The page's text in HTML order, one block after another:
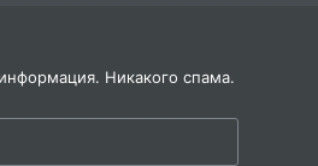
Никакого спама.